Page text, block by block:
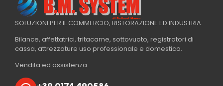
SOLUZIONI PER IL COMMERCIO, RISTORAZIONE ED INDUSTRIA.
Bilance, affettatrici, tritacarne, sottovuoto, registratori di
cassa, attrezzature uso professionale e domestico.
Vendita ed assistenza.